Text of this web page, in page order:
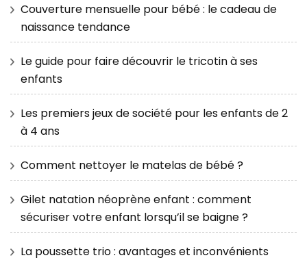
Couverture mensuelle pour bébé : le cadeau de
naissance tendance
Le guide pour faire découvrir le tricotin à ses
enfants
Les premiers jeux de société pour les enfants de 2
à 4 ans
Comment nettoyer le matelas de bébé ?
Gilet natation néoprène enfant : comment
sécuriser votre enfant lorsqu’il se baigne ?
La poussette trio : avantages et inconvénients